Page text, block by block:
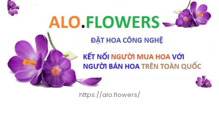
https://alo.flowers/